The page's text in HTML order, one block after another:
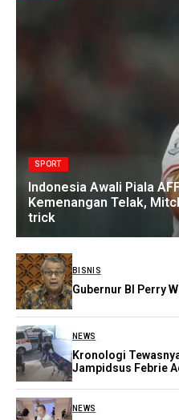
SPORT
Indonesia Awali Piala
Kemenangan Telak,
trick
BISNIS
Gubernur BI Perry
NEWS
Kronologi
Jampidsus Febrie
NEWS